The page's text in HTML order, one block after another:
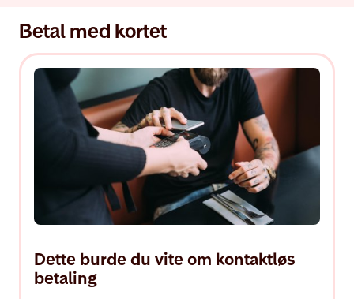
Betal med kortet
Dette burde du vite om kontaktløs
betaling